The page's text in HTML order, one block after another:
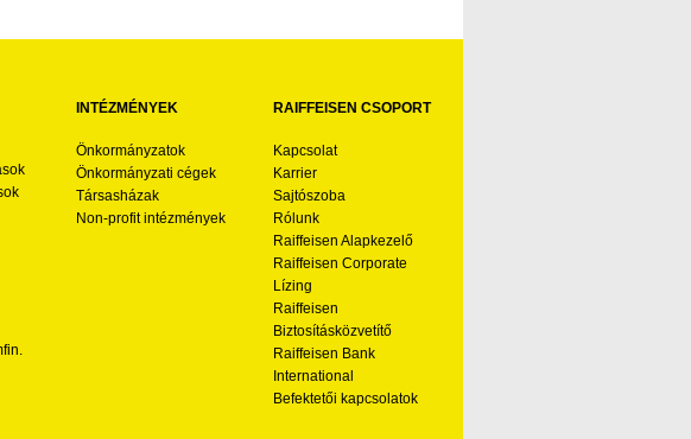
INTÉZMÉNYEK
Önkormányzatok
Önkormányzati cégek
Társasházak
Non-profit intézmények
RAIFFEISEN CSOPORT
Kapcsolat
Karrier
Sajtószoba
Rólunk
Raiffeisen Alapkezelő
Raiffeisen Corporate
Lízing
Raiffeisen
Biztosításközvetítő
Raiffeisen Bank
International
Befektetői kapcsolatok